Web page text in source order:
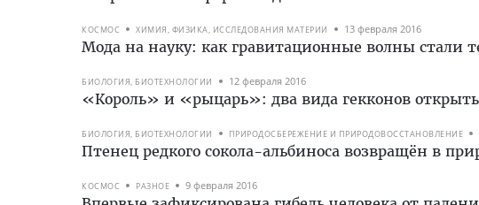
КОСМОС ХИМИЯ, ФИЗИКА, ИССЛЕДОВАНИЯ МАТЕРИИ 13 февраля 2016
Мода на науку: как гравитационные волны стали
БИОЛОГИЯ, БИОТЕХНОЛОГИИ 12 февраля 2016
«Король» и «рыцарь»: два вида гекконов
БИОЛОГИЯ, БИОТЕХНОЛОГИИ ПРИРОДОСБЕРЕЖЕНИЕ И ПРИРОДОВОССТАНОВЛЕНИЕ
Птенец редкого сокола-альбиноса возвращён в
КОСМОС РАЗНОЕ 9 февраля 2016